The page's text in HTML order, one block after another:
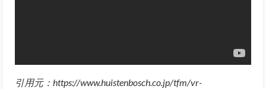
引用元：https://www.huistenbosch.co.jp/tfm/vr-